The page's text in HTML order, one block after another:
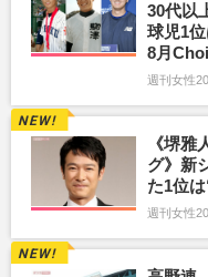
30代以
球児1
8月
週刊女性
《堺
グ》新
た1位
週刊女性